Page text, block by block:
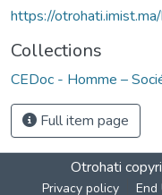
https://
Collections
CEDoc - Homme –
Full item page
Otrohati
Privacy policy End